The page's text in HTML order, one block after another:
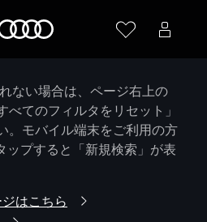
ない場合は、ページ右上の
べてのフィルタをリセット」
。モバイル端末をご利用の方
プすると「新規検索」が表
はこちら